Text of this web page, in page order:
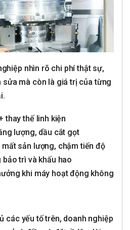
nhìn rõ chi phí thật sự,
sửa mà còn là giá trị của từng
thay thế linh kiện
lượng, dầu cắt gọt
mất sản lượng, chậm tiến độ
bảo trì và khấu hao
khi máy hoạt động không
các yếu tố trên, doanh nghiệp